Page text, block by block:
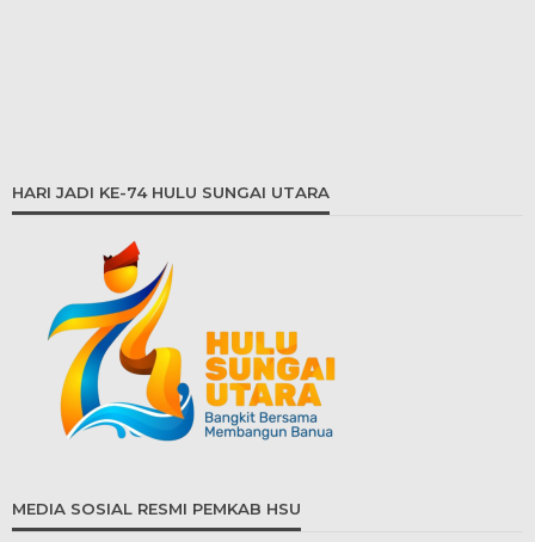
HARI JADI KE-74 HULU SUNGAI UTARA
MEDIA SOSIAL RESMI PEMKAB HSU